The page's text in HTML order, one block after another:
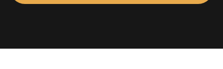
выступает на крупных фестивалях
выразительностью, женственностью